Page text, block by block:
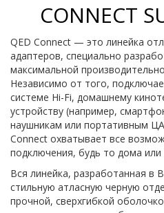
CONNECT
QED Connect — это линейка
адаптеров, специально
максимальной
Независимо от того,
системе Hi-Fi, домашнему
устройству (например,
наушникам или портативным
Connect охватывает все
подключения, будь то дома или
Вся линейка, разработанная в
стильную атласную черную
прочной, сверхгибкой